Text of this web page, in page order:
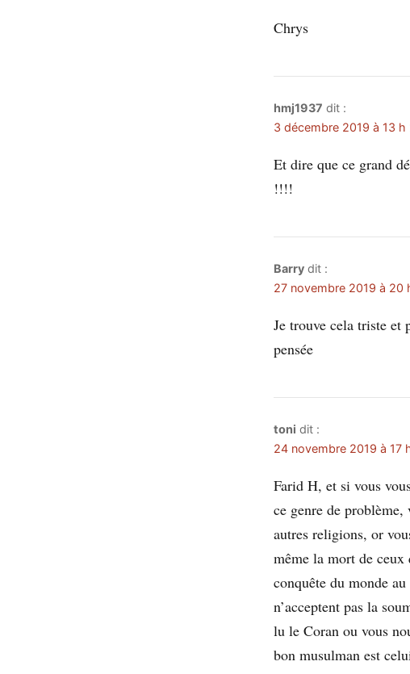
Chrys
hmj1937 dit :
3 décembre 2019 à 13 h
Et dire que ce grand
!!!!
Barry dit :
27 novembre 2019 à 20
Je trouve cela triste et
pensée
toni dit :
24 novembre 2019 à 17
Farid H, et si vous
ce genre de
autres religions, or
même la mort de
conquête du monde
n’acceptent pas la
lu le Coran ou vous
bon musulman est